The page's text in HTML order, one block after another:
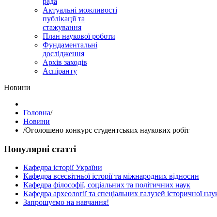
Актуальні можливості
публікації та
стажування
План наукової роботи
Фундаментальні
дослідження
Архів заходів
Аспіранту
Hовини
Головна/
Hовини
/Оголошено конкурс студентських наукових робіт
Популярні статті
Кафедра історії України
Кафедра всесвітньої історії та міжнародних відносин
Кафедра філософії, соціальних та політичних наук
Кафедра археології та спеціальних галузей історичної
Запрошуємо на навчання!